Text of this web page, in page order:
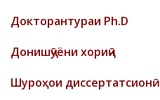
Докторантураи Ph.D
Донишҷӯёни хориҷӣ
Шyроҳои диссертатсионӣ